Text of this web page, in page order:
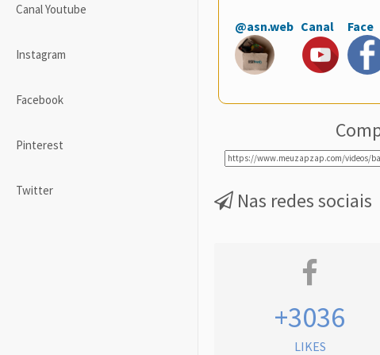
Canal Youtube
Instagram
Facebook
Pinterest
Twitter
@asn.web Canal Face
Nas redes sociais
+3036
LIKES